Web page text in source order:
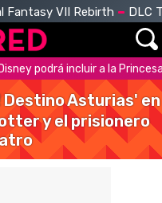
Fantasy VII Rebirth DLC
Disney podrá incluir a la
Destino Asturias' en
y el prisionero